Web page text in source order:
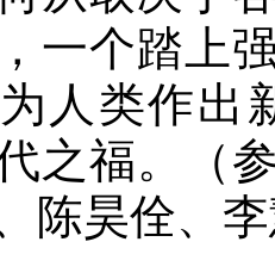
一个踏上
人类作出
之福。（
陈昊佺、